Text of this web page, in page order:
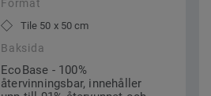
Format
Tile 50 x 50 cm
Baksida
EcoBase - 100%
återvinningsbar, innehåller